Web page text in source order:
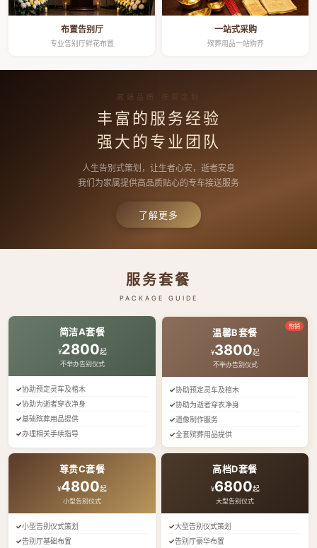
布置告别厅
专业告别厅鲜花布置
一站式采购
殡葬用品一站购齐
高端品质 按需定制
丰富的服务经验
强大的专业团队
人生告别式策划，让生者心安，逝者安息
我们为家属提供高品质贴心的专车接送服务
了解更多
服务套餐
PACKAGE GUIDE
简洁A套餐
¥2800起
不举办告别仪式
协助预定灵车及棺木
协助为逝者穿衣净身
基础殡葬用品提供
办理相关手续指导
热销
温馨B套餐
¥3800起
不举办告别仪式
协助预定灵车及棺木
协助为逝者穿衣净身
遗像制作服务
全套殡葬用品提供
尊贵C套餐
¥4800起
小型告别仪式
小型告别仪式策划
告别厅基础布置
高档D套餐
¥6800起
大型告别仪式
大型告别仪式策划
告别厅豪华布置